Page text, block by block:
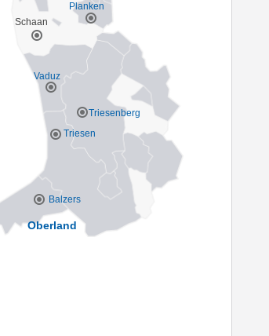
Vaduz
Balzers
Planken
Schaan
Triesen
Triesenberg
Oberland